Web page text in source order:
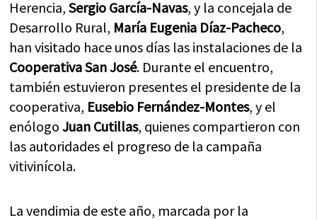
Herencia,Sergio García-Navas, y la concejala de
Desarrollo Rural, María Eugenia Díaz-Pacheco,
han visitado hace unos días las instalaciones de la
Cooperativa San José. Durante el encuentro,
también estuvieron presentes el presidente de la
cooperativa, Eusebio Fernández-Montes, y el
enólogoJuan Cutillas, quienes compartieron con
las autoridades el progreso de la campaña
vitivinícola.
La vendimia de este año, marcada por la